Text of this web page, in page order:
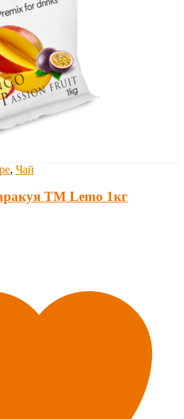
, Чай
ТМ Lemo 1кг